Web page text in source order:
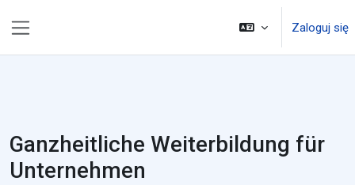
Zaloguj się
Ganzheitliche Weiterbildung für
Unternehmen